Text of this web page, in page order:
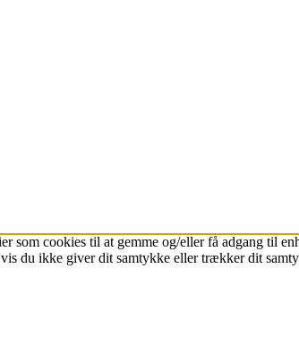
som cookies til at gemme og/eller få adgang til
du ikke giver dit samtykke eller trækker dit